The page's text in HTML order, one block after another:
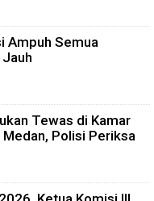
Ampuh Semua
Tewas di Kamar
Polisi Periksa